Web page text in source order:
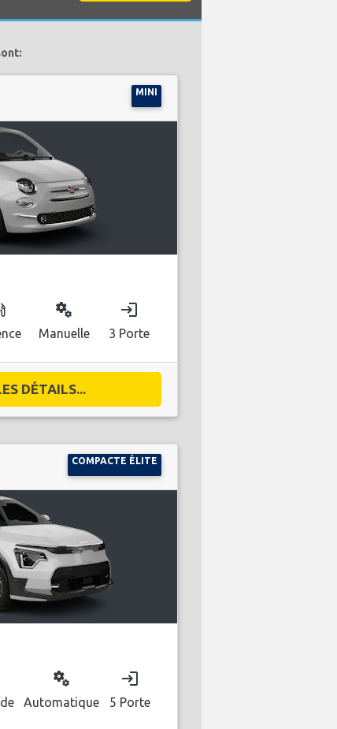
MINI
miscellaneous_services
Manuelle
login
3 Porte
DÉTAILS...
COMPACTE ÉLITE
miscellaneous_services
Automatique
login
5 Porte